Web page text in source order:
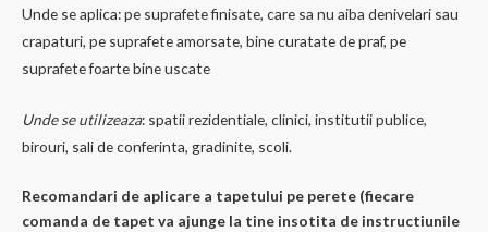
Unde se aplica: pe suprafete finisate, care sa nu aiba denivelari sau
crapaturi, pe suprafete amorsate, bine curatate de praf, pe
suprafete foarte bine uscate
Unde se utilizeaza: spatii rezidentiale, clinici, institutii publice,
birouri, sali de conferinta, gradinite, scoli.
Recomandari de aplicare a tapetului pe perete (fiecare
comanda de tapet va ajunge la tine insotita de instructiunile